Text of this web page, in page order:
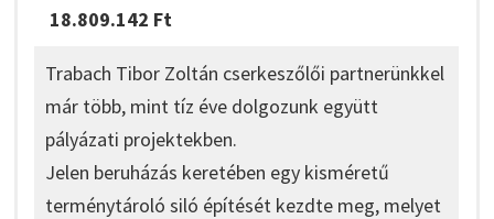
18.809.142 Ft
Trabach Tibor Zoltán cserkeszőlői partnerünkkel
már több, mint tíz éve dolgozunk együtt
pályázati projektekben.
Jelen beruházás keretében egy kisméretű
terménytároló siló építését kezdte meg, melyet